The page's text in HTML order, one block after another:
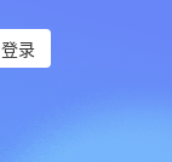
登录